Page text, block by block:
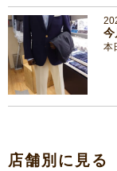
今
本
店舗別に見る